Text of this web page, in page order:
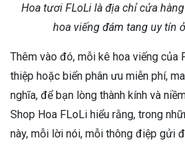
Hoa tươi FLoLi là địa chỉ cửa
hoa viếng đám tang uy tín
Thêm vào đó, mỗi kê hoa viếng của
thiệp hoặc biển phân ưu miễn phí,
nghĩa, để bạn lòng thành kính và
Shop Hoa FLoLi hiểu rằng, trong
này, mỗi lời nói, mỗi thông điệp gửi